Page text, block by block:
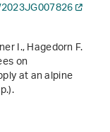
I., Hagedorn F.
on
at an alpine